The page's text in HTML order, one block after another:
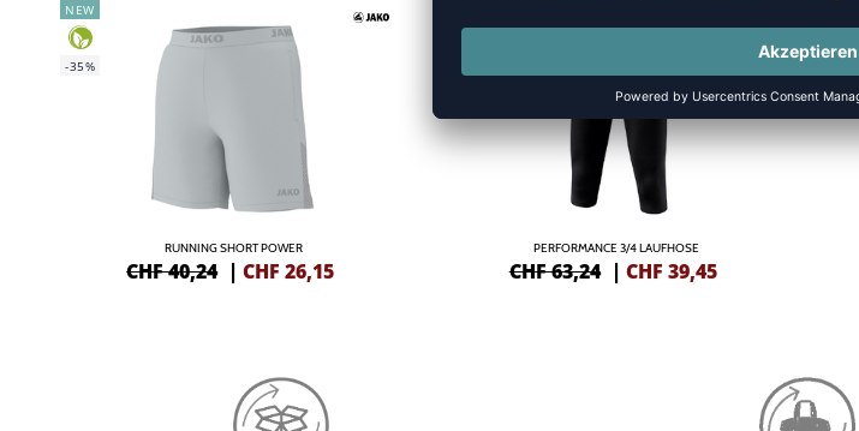
NEW
-35%
RUNNING SHORT POWER
CHF 40,24 |CHF 26,15
PERFORMANCE 3/4 LAUFHOSE
CHF 63,24 | CHF 39,45